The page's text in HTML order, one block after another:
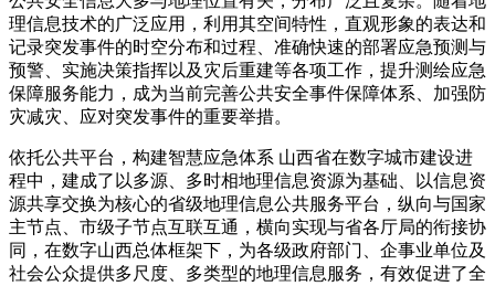
理信息技术的广泛应用，利用其空间特性，直观形象的表达和
记录突发事件的时空分布和过程、准确快速的部署应急预测与
预警、实施决策指挥以及灾后重建等各项工作，提升测绘应急
保障服务能力，成为当前完善公共安全事件保障体系、加强防
灾减灾、应对突发事件的重要举措。
依托公共平台，构建智慧应急体系 山西省在数字城市建设进
程中，建成了以多源、多时相地理信息资源为基础、以信息资
源共享交换为核心的省级地理信息公共服务平台，纵向与国家
主节点、市级子节点互联互通，横向实现与省各厅局的衔接协
同，在数字山西总体框架下，为各级政府部门、企事业单位及
社会公众提供多尺度、多类型的地理信息服务，有效促进了全